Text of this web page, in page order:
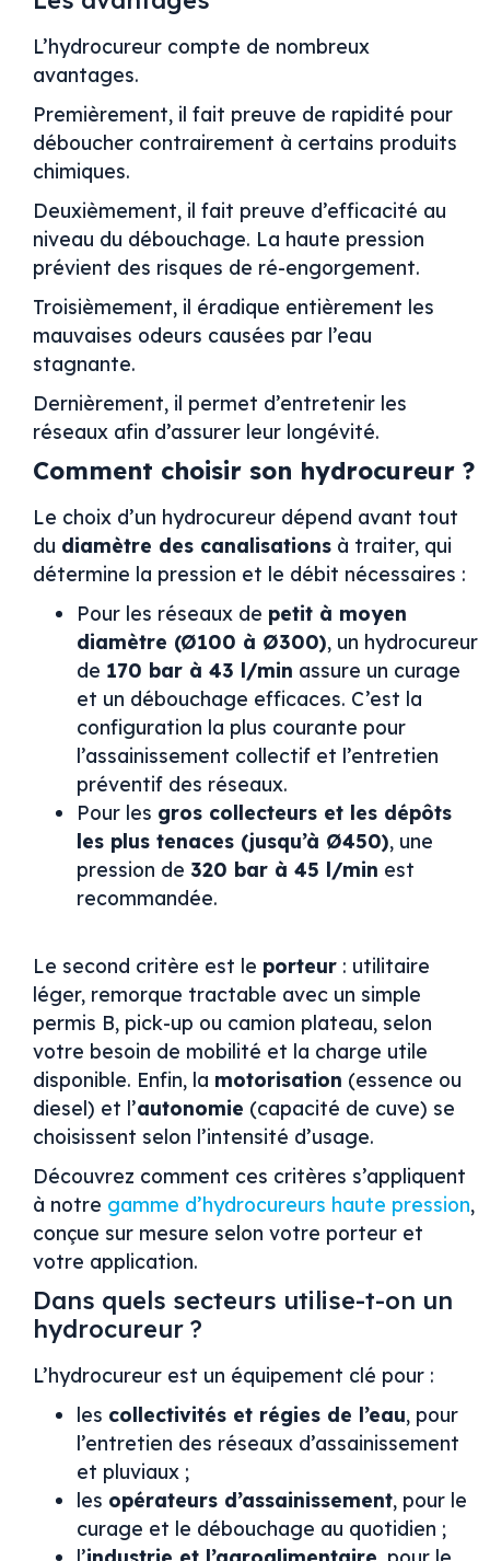
L’hydrocureur compte de nombreux
avantages.
Premièrement, il fait preuve de rapidité pour
déboucher contrairement à certains produits
chimiques.
Deuxièmement, il fait preuve d’efficacité au
niveau du débouchage. La haute pression
prévient des risques de ré-engorgement.
Troisièmement, il éradique entièrement les
mauvaises odeurs causées par l’eau
stagnante.
Dernièrement, il permet d’entretenir les
réseaux afin d’assurer leur longévité.
Comment choisir son hydrocureur ?
Le choix d’un hydrocureur dépend avant tout
du diamètre des canalisations à traiter, qui
détermine la pression et le débit nécessaires :
Pour les réseaux de petit à moyen
diamètre (Ø100 à Ø300), un hydrocureur
de 170 bar à 43 l/min assure un curage
et un débouchage efficaces. C’est la
configuration la plus courante pour
l’assainissement collectif et l’entretien
préventif des réseaux.
Pour les gros collecteurs et les dépôts
les plus tenaces (jusqu’à Ø450), une
pression de 320 bar à 45 l/min est
recommandée.
Le second critère est le porteur : utilitaire
léger, remorque tractable avec un simple
permis B, pick-up ou camion plateau, selon
votre besoin de mobilité et la charge utile
disponible. Enfin, la motorisation (essence ou
diesel) et l’autonomie (capacité de cuve) se
choisissent selon l’intensité d’usage.
Découvrez comment ces critères s’appliquent
à notre gamme d’hydrocureurs haute pression,
conçue sur mesure selon votre porteur et
votre application.
Dans quels secteurs utilise-t-on un
hydrocureur ?
L’hydrocureur est un équipement clé pour :
les collectivités et régies de l’eau, pour
l’entretien des réseaux d’assainissement
et pluviaux ;
les opérateurs d’assainissement, pour le
curage et le débouchage au quotidien ;